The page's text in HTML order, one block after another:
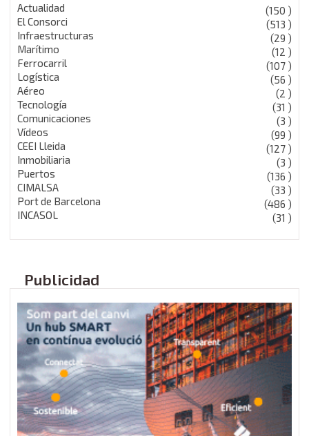
Actualidad
(150 )
El Consorci
(513 )
Infraestructuras
(29 )
Marítimo
(12 )
Ferrocarril
(107 )
Logística
(56 )
Aéreo
(2 )
Tecnología
(31 )
Comunicaciones
(3 )
Vídeos
(99 )
CEEI Lleida
(127 )
Inmobiliaria
(3 )
Puertos
(136 )
CIMALSA
(33 )
Port de Barcelona
(486 )
INCASOL
(31 )
Publicidad